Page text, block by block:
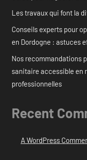
Les travaux qui font la
Conseils experts pour
en Dordogne : astuces
Nos recommandations
sanitaire accessible en
professionnelles
Recent
A WordPress